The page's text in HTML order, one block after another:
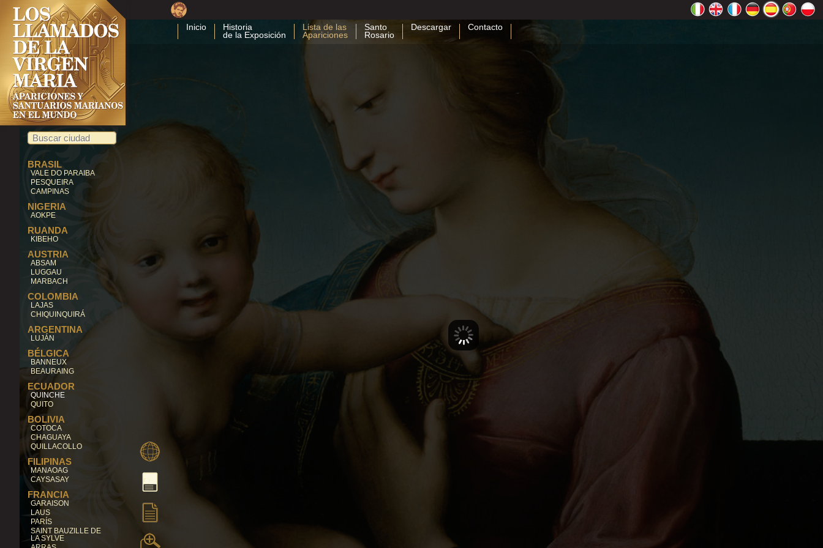
Inicio
Historia
de la Exposición
Lista de las
Apariciones
Santo
Rosario
Descargar Contacto
BRASIL
VALE DO PARAIBA
PESQUEIRA
CAMPINAS
NIGERIA
AOKPE
RUANDA
KIBEHO
AUSTRIA
ABSAM
LUGGAU
MARBACH
COLOMBIA
LAJAS
CHIQUINQUIRÁ
ARGENTINA
LUJÁN
BÉLGICA
BANNEUX
BEAURAING
ECUADOR
QUINCHE
QUITO
BOLIVIA
COTOCA
CHAGUAYA
QUILLACOLLO
FILIPINAS
MANAOAG
CAYSASAY
FRANCIA
GARAISON
LAUS
PARÍS
SAINT BAUZILLE DE
LA SYLVE